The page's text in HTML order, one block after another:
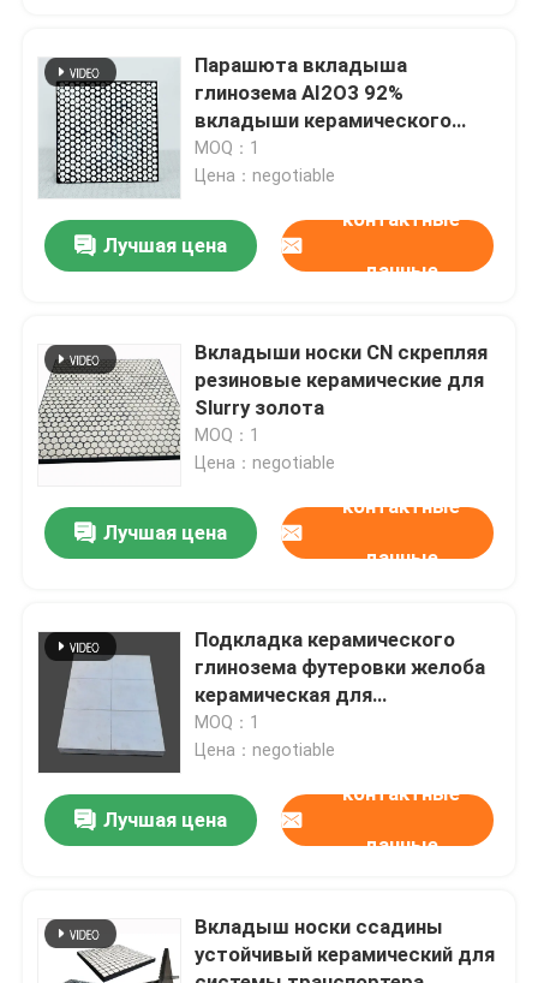
Продукция
Ролики
О Компании
контроль качества
контактные данные
Новости
Вкладыш глинозема керамический
Парашюта вкладыша
глинозема AI2O3 92%
вкладыши керамического
резиновые керамические для
минирования
MOQ：1
Цена：negotiable
Лучшая цена
контактные
данные
Вкладыши носки CN скрепляя
резиновые керамические для
Slurry золота
MOQ：1
Цена：negotiable
Лучшая цена
контактные
данные
Подкладка керамического
глинозема футеровки желоба
керамическая для
транспортера
MOQ：1
Цена：negotiable
Лучшая цена
контактные
данные
Вкладыш носки ссадины
устойчивый керамический для